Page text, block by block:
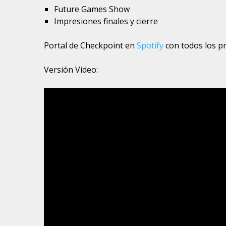
Future Games Show
Impresiones finales y cierre
Portal de Checkpoint en Spotifycon todos los
Versión Video: